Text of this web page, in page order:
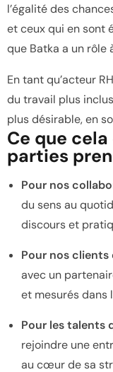
l’égalité des
et ceux qui en sont
que Batka a un rôle
En tant qu’acteur
du travail plus
plus désirable, en
Ce que
parties
Pour nos
du sens au
discours et
Pour nos
avec un
et mesurés dans
Pour les talents
rejoindre une
au cœur de sa